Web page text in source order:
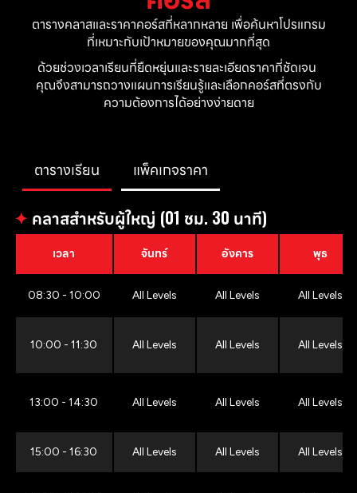
ตารางคลาสและราคาคอร์สที่หลากหลาย เพื่อค้นหาโปรแกรม
ที่เหมาะกับเป้าหมายของคุณมากที่สุด
ด้วยช่วงเวลาเรียนที่ยืดหยุ่นและรายละเอียดราคาที่ชัดเจน
คุณจึงสามารถวางแผนการเรียนรู้และเลือกคอร์สที่ตรงกับ
ความต้องการได้อย่างง่ายดาย
ตารางเรียน แพ็คเกจราคา
✦ คลาสสำหรับผู้ใหญ่ (01 ชม. 30 นาที)
เวลา จันทร์ อังคาร พุธ
08:30 - 10:00 All Levels All Levels All Levels
10:00 - 11:30 All Levels All Levels All Levels
13:00 - 14:30 All Levels All Levels All Levels
15:00 - 16:30 All Levels All Levels All Levels